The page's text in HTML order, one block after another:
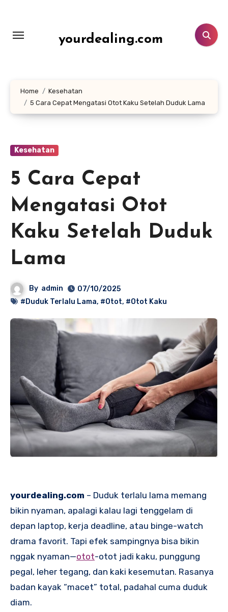
konten
yourdealing.com
Home
Kesehatan
5 Cara Cepat Mengatasi Otot Kaku Setelah Duduk Lama
Kesehatan
5 Cara Cepat
Mengatasi Otot
Kaku Setelah Duduk
Lama
By admin
07/10/2025
#Duduk Terlalu Lama, #Otot, #Otot Kaku
yourdealing.com – Duduk terlalu lama memang
bikin nyaman, apalagi kalau lagi tenggelam di
depan laptop, kerja deadline, atau binge-watch
drama favorit. Tapi efek sampingnya bisa bikin
nggak nyaman—otot-otot jadi kaku, punggung
pegal, leher tegang, dan kaki kesemutan. Rasanya
badan kayak “macet” total, padahal cuma duduk
diam.